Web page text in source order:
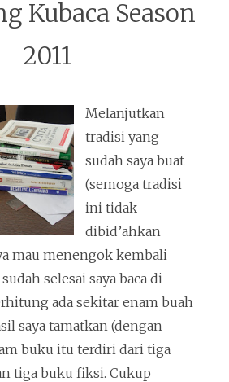
Kubaca Season
2011
Melanjutkan
tradisi yang
sudah saya buat
(semoga tradisi
ini tidak
dibid’ahkan
mau menengok kembali
selesai saya baca di
ada sekitar enam buah
saya tamatkan (dengan
buku itu terdiri dari tiga
tiga buku fiksi. Cukup